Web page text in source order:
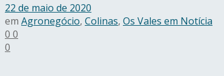
22 de maio de 2020
em Agronegócio, Colinas, Os Vales em Notícia
0 0
0